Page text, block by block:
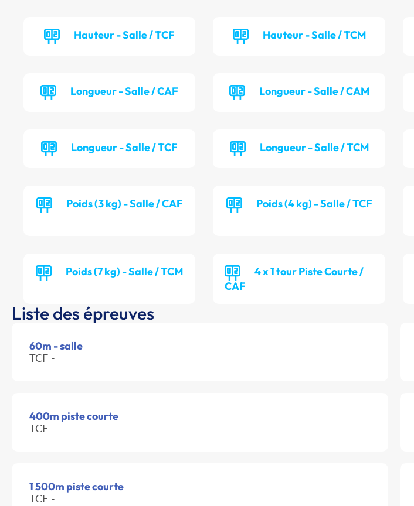
Hauteur - Salle / TCF Hauteur - Salle / TCM
Longueur - Salle / CAF Longueur - Salle / CAM
Longueur - Salle / TCF Longueur - Salle / TCM
Poids (3 kg) - Salle / CAF Poids (4 kg) - Salle / TCF
Poids (7 kg) - Salle / TCM
4 x 1 tour Piste Courte /
CAF
Liste des épreuves
60m - salle
TCF -
400m piste courte
TCF -
1 500m piste courte
TCF -